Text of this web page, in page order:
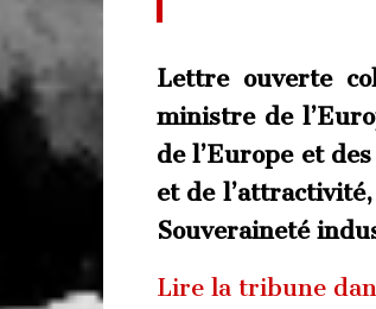
Lettre ouverte
ministre de
de l’Europe et
et de
Souveraineté
Lire la tribune